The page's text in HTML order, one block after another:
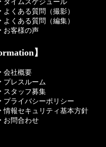
タイムスケジュール
よくある質問（撮影）
よくある質問（編集）
お客様の声
】
会社概要
プレスルーム
スタッフ募集
プライバシーポリシー
情報セキュリティ基本方針
お問合わせ